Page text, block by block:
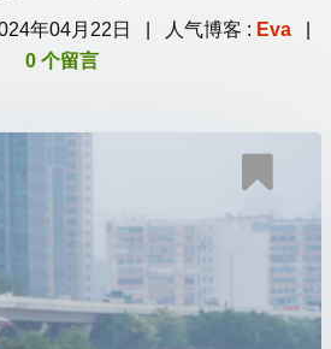
年04月22日 | 人气博客 : Eva|
0 个留言